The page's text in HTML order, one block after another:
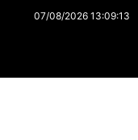
07/08/2026 13:09:13